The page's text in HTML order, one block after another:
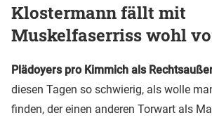
Klostermann fällt mit
Muskelfaserriss wohl
Plädoyers pro Kimmich als
diesen Tagen so schwierig, als wolle
finden, der einen anderen Torwart als